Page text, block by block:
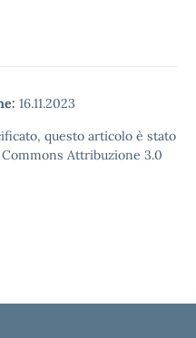
16.11.2023
questo articolo è stato
Attribuzione 3.0